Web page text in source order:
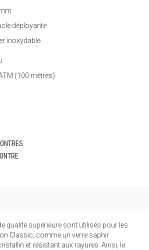
déployante
inoxydable
(100 mètres)
qualité supérieure sont utilisés pour les
Classic, comme un verre saphir
et résistant aux rayures. Ainsi, le